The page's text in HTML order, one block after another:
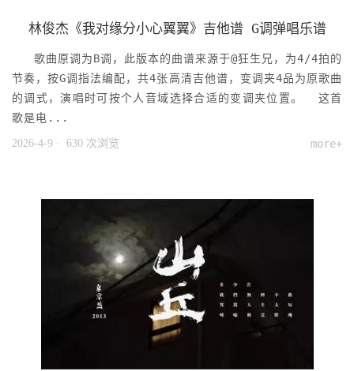
林俊杰《我对缘分小心翼翼》吉他谱 G调弹唱乐谱
歌曲原调为B调，此版本的曲谱来源于@狂生兄，为4/4拍的
节奏，按G调指法编配，共4张高清吉他谱，变调夹4品为原歌曲
的调式，演唱时可按个人音域选择合适的变调夹位置。 这首
歌是电...
2026-4-9 · 630 次浏览 more+